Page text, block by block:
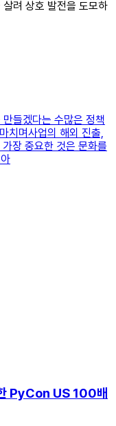
려 상호 발전을 도모하
들겠다는 수많은 정책
치며사업의 해외 진출,
장 중요한 것은 문화를
PyCon US 100배